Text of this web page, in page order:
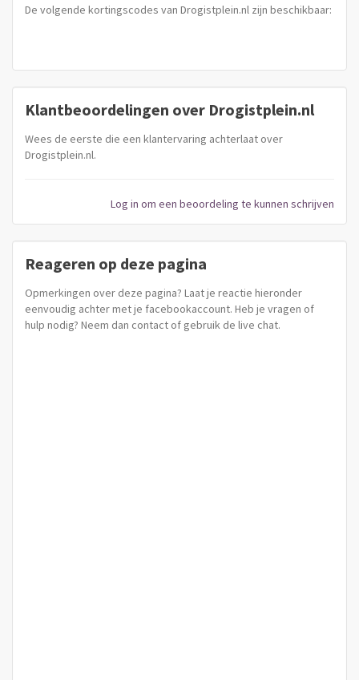
De volgende kortingscodes van Drogistplein.nl zijn beschikbaar:
Klantbeoordelingen over Drogistplein.nl
Wees de eerste die een klantervaring achterlaat over
Drogistplein.nl.
Log in om een beoordeling te kunnen schrijven
Reageren op deze pagina
Opmerkingen over deze pagina? Laat je reactie hieronder
eenvoudig achter met je facebookaccount. Heb je vragen of
hulp nodig? Neem dan contact of gebruik de live chat.